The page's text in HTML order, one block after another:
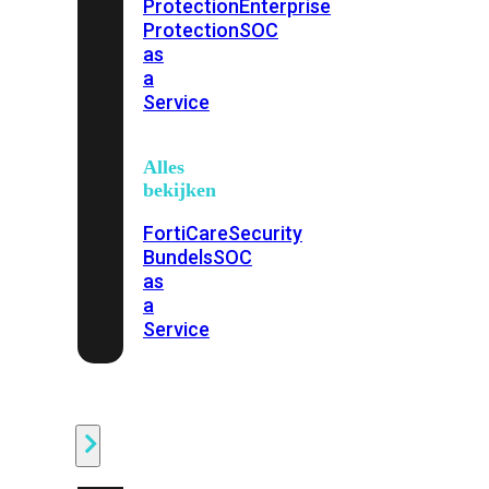
ProtectionEnterprise
ProtectionSOC
as
a
Service
Alles
bekijken
FortiCareSecurity
BundelsSOC
as
a
Service